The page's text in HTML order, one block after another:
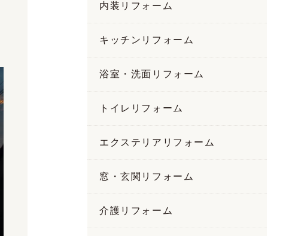
内装リフォーム
キッチンリフォーム
浴室・洗面リフォーム
トイレリフォーム
エクステリアリフォーム
窓・玄関リフォーム
介護リフォーム